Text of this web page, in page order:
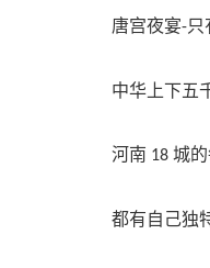
唐宫夜宴-只
中华上下五
河南 18 城
都有自己独